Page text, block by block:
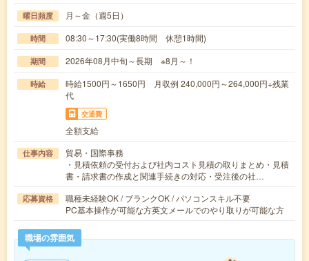
曜日頻度 月～金（週5日）
時間 08:30～17:30(実働8時間 休憩1時間)
期間 2026年08月中旬～長期 ※8月～！
時給
時給1500円～1650円 月収例 240,000円～264,000円+残業
代
交通費
全額支給
仕事内容
貿易・国際事務
・見積依頼の受付および社内コスト見積の取りまとめ・見積
書・請求書の作成と関連手続きの対応・受注後の社…
応募資格
職種未経験OK / ブランクOK / パソコンスキル不要
PC基本操作が可能な方英文メールでのやり取りが可能な方
職場の雰囲気